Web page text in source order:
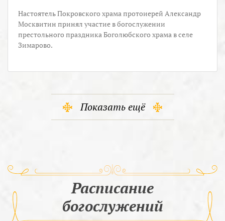
Настоятель Покровского храма протоиерей Александр
Москвитин принял участие в богослужении
престольного праздника Боголюбского храма в селе
Зимарово.
Показать ещё
Расписание
богослужений